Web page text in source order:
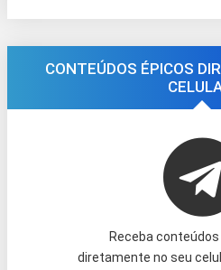
CONTEÚDOS ÉPICOS
Receba
diretamente no seu